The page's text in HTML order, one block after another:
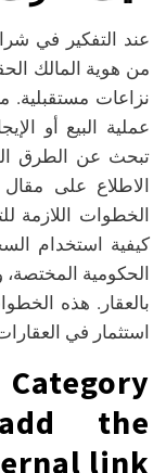
عند التفكير في
من هوية المالك
نزاعات
عملية البيع أو
تبحث عن الطرق
الاطلاع على
الخطوات اللازمة
كيفية استخدام
الحكومية المختصة،
بالعقار. هذه
استثمار في
the
link